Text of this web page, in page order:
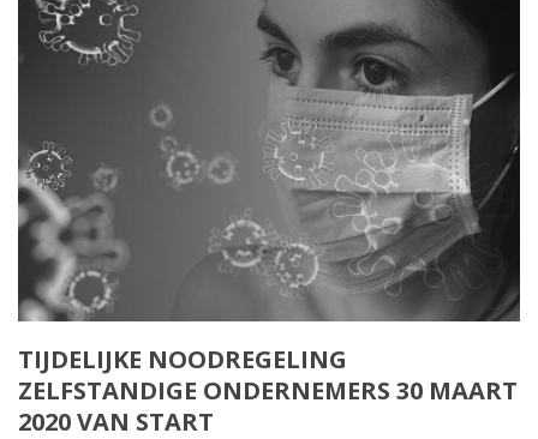
TIJDELIJKE NOODREGELING
ZELFSTANDIGE ONDERNEMERS 30 MAART
2020 VAN START